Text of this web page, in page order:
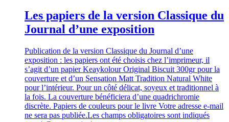
Les papiers de la version Classique du
Journal d’une exposition
Publication de la version Classique du Journal d’une
exposition : les papiers ont été choisis chez l’imprimeur, il
s’agit d’un papier Keaykolour Original Biscuit 300gr pour la
couverture et d’un Sensation Matt Tradition Natural White
pour l’intérieur. Pour un côté délicat, soyeux et traditionnel à
la fois. La couverture bénéficiera d’une quadrichromie
discrète. Papiers de couleurs pour le livre Votre adresse e-mail
ne sera pas publiée.Les champs obligatoires sont indiqués